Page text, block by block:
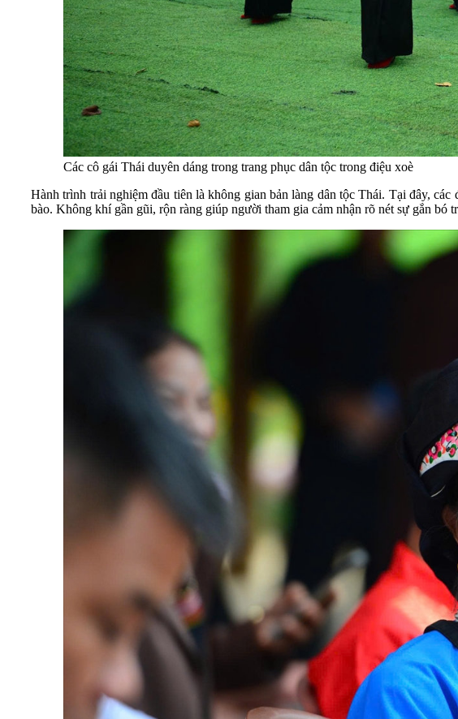
Các cô gái Thái duyên dáng trong trang phục dân tộc trong điệu xoè
Hành trình trải nghiệm đầu tiên là không gian bản làng dân tộc Thái. Tại đây,
bào. Không khí gần gũi, rộn ràng giúp người tham gia cảm nhận rõ nét sự gắn bó